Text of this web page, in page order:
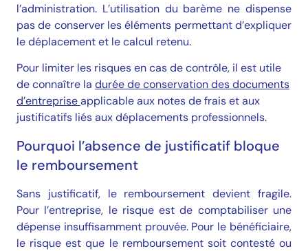
l’administration. L’utilisation du barème ne dispense
pas de conserver les éléments permettant d’expliquer
le déplacement et le calcul retenu.
Pour limiter les risques en cas de contrôle, il est utile
de connaître la durée de conservation des documents
d’entrepriseapplicable aux notes de frais et aux
justificatifs liés aux déplacements professionnels.
Pourquoi l’absence de justificatif bloque
le remboursement
Sans justificatif, le remboursement devient fragile.
Pour l’entreprise, le risque est de comptabiliser une
dépense insuffisamment prouvée. Pour le bénéficiaire,
le risque est que le remboursement soit contesté ou